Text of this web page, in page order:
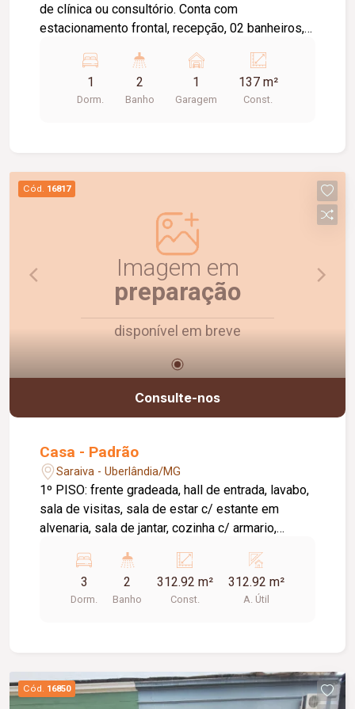
de clínica ou consultório. Conta com
estacionamento frontal, recepção, 02 banheiros,
distribuído, funcional e pronto para uso. Ótima
localização, com fácil acesso e boa visibilidade
comercial.
1
Dorm.
2
Banho
1
Garagem
137 m²
Const.
Cód. 16817
Imagem em
preparação
disponível em breve
Consulte-nos
Casa - Padrão
Saraiva - Uberlândia/MG
1º PISO: frente gradeada, hall de entrada, lavabo,
sala de visitas, sala de estar c/ estante em
alvenaria, sala de jantar, cozinha c/ armario,
empregada, lavanderia. 2º PISO: 03 quartos c/
armario (01 suite c/ varanda), edicula c/ 02
comodos, 01 banheiro, quintal, piso ceramica,
3
Dorm.
2
Banho
312.92 m²
Const.
312.92 m²
A. Útil
Cód. 16850